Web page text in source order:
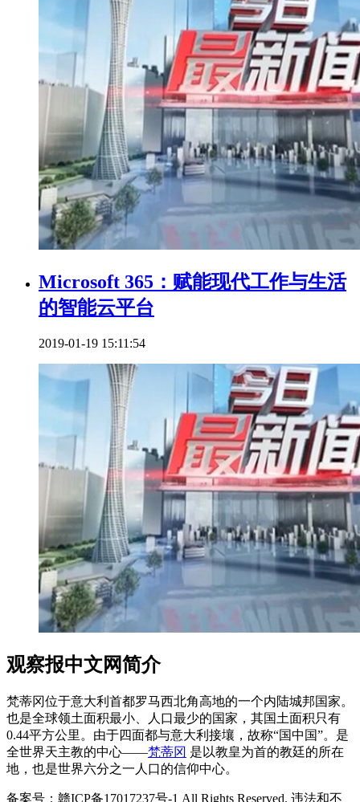
Microsoft 365：赋能现代工作与生活
的智能云平台
2019-01-19 15:11:54
观察报中文网简介
梵蒂冈位于意大利首都罗马西北角高地的一个内陆城邦国家。
也是全球领土面积最小、人口最少的国家，其国土面积只有
0.44平方公里。由于四面都与意大利接壤，故称“国中国”。是
全世界天主教的中心——梵蒂冈 是以教皇为首的教廷的所在
地，也是世界六分之一人口的信仰中心。
备案号：赣ICP备17017237号-1 All Rights Reserved. 违法和不